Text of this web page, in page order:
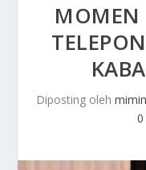
MOMEN
Diposting oleh
0